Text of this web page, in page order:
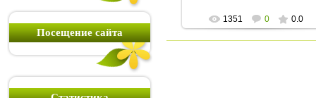
Посещение сайта
1351 0 0.0